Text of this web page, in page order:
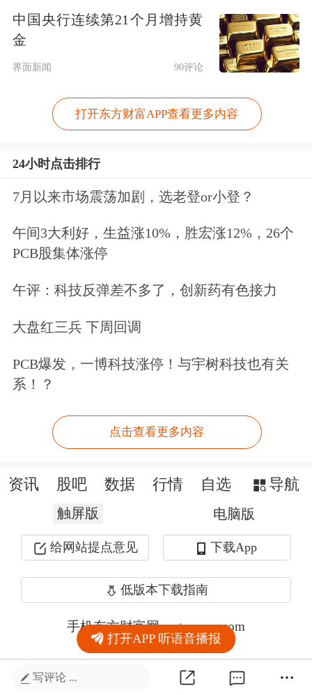
中国央行连续第21个月增持黄
金
界面新闻 90评论
打开东方财富APP查看更多内容
24小时点击排行
7月以来市场震荡加剧，选老登or小登？
午间3大利好，生益涨10%，胜宏涨12%，26个
PCB股集体涨停
午评：科技反弹差不多了，创新药有色接力
大盘红三兵 下周回调
PCB爆发，一博科技涨停！与宇树科技也有关
系！？
点击查看更多内容
写评论 ...
打开APP 听语音播报
资讯 股吧 数据 行情 自选 导航
触屏版 电脑版
给网站提点意见 下载App
低版本下载指南
手机东方财富网 eastmoney.com
网站备案号:沪ICP备05006054号-11